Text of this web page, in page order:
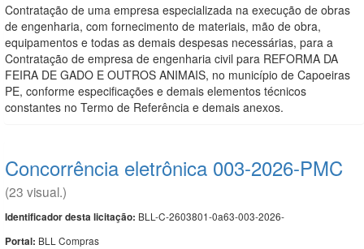
Contratação de uma empresa especializada na execução de obras
de engenharia, com fornecimento de materiais, mão de obra,
equipamentos e todas as demais despesas necessárias, para a
Contratação de empresa de engenharia civil para REFORMA DA
FEIRA DE GADO E OUTROS ANIMAIS, no município de Capoeiras
PE, conforme especificações e demais elementos técnicos
constantes no Termo de Referência e demais anexos.
Concorrência eletrônica 003-2026-PMC
(23 visual.)
Identificador desta licitação: BLL-C-2603801-0a63-003-2026-
Portal: BLL Compras